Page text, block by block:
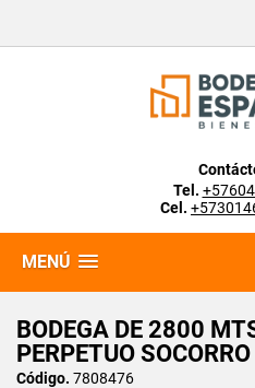
Tel.
Cel.
MENÚ
BODEGA DE 2800
PERPETUO SOCORRO
Código. 7808476